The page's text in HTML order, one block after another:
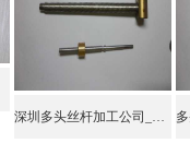
深圳多头丝杆加工公司_龙华精密梯形丝杆加工报价_龙华精密梯形丝杆加工厂家